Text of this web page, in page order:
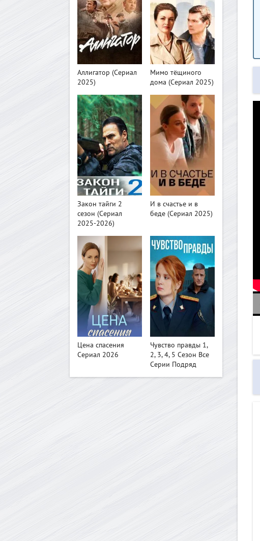
Аллигатор (Сериал
2025)
>
Мимо тёщиного
дома (Сериал 2025)
>
Закон тайги 2
сезон (Сериал
2025-2026)
И в счастье и в
беде (Сериал 2025)
Цена спасения
Сериал 2026
Чувство правды 1,
2, 3, 4, 5 Сезон Все
Серии Подряд